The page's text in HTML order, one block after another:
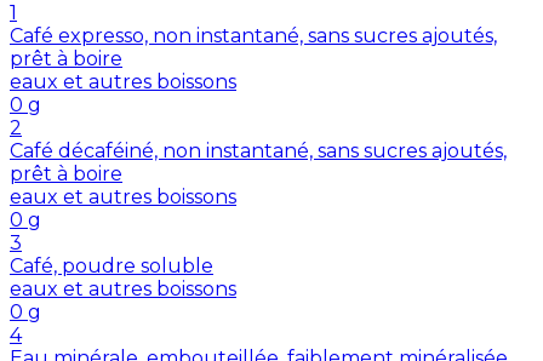
1
Café expresso, non instantané, sans sucres ajoutés,
prêt à boire
eaux et autres boissons
0 g
2
Café décaféiné, non instantané, sans sucres ajoutés,
prêt à boire
eaux et autres boissons
0 g
3
Café, poudre soluble
eaux et autres boissons
0 g
4